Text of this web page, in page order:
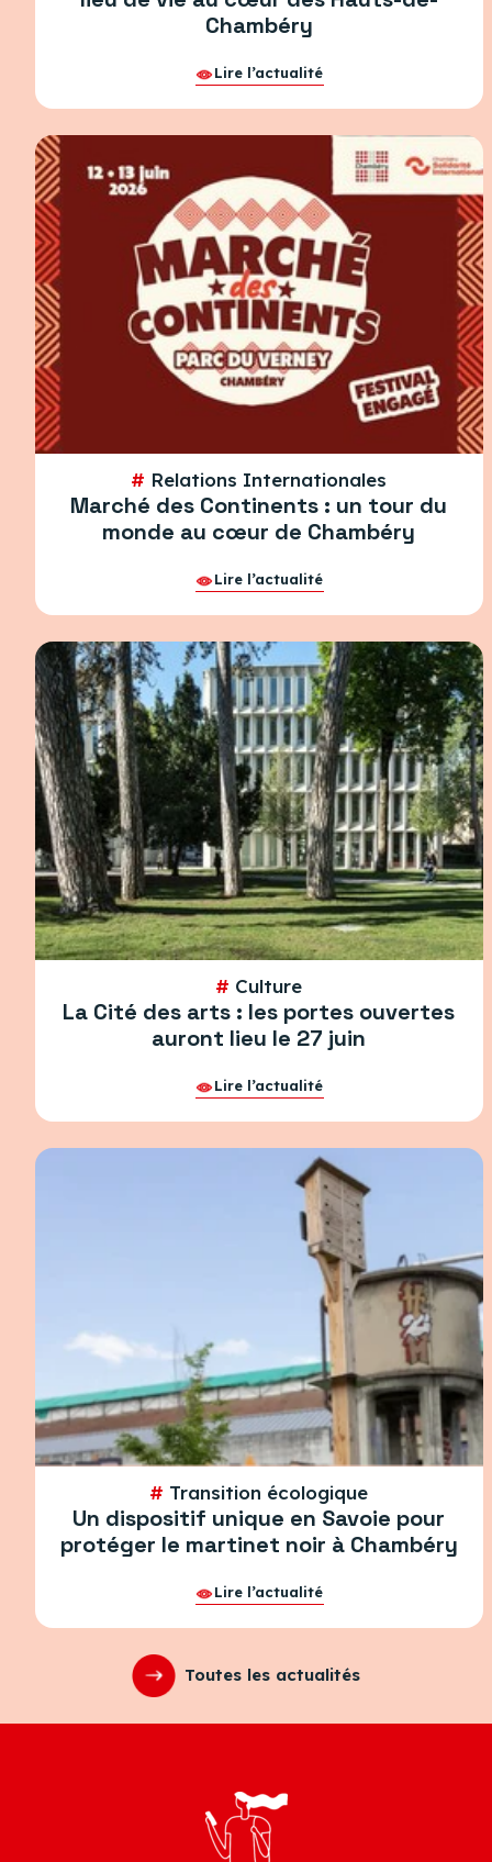
Chambéry
Lire l’actualité
# Relations Internationales
Marché des Continents : un tour du
monde au cœur de Chambéry
Lire l’actualité
# Culture
La Cité des arts : les portes ouvertes
auront lieu le 27 juin
Lire l’actualité
# Transition écologique
Un dispositif unique en Savoie pour
protéger le martinet noir à Chambéry
Lire l’actualité
Toutes les actualités